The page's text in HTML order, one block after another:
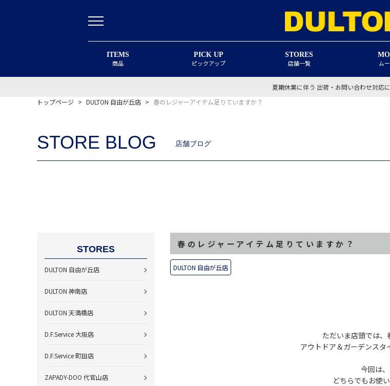
ITEMS
商品
PICK UP
ピックアップ
STORES
店舗一覧 ム
夏期休業に伴う 出荷・お問い合わせ対応
トップページ > DULTON 自由が丘店 > 春のレジャーアイテム足りていますか？
STORE BLOG 店舗ブログ
STORES
DULTON 自由が丘店
DULTON 神南店
DULTON 天満橋店
D.F.Service 大阪店
D.F.Service 町田店
ZAPADY-DOO 代官山店
春のレジャーアイテム足りていますか？
DULTON 自由が丘店
ただいま店頭では、
アウトドア＆ガーデンスタ
今回は
どちらでもお使